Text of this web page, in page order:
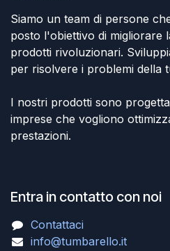
Siamo un team di persone
posto l'obiettivo di migliorare
prodotti rivoluzionari.
per risolvere i problemi della
I nostri prodotti sono
imprese che vogliono
prestazioni.
Entra in contatto con noi
Contattaci
info@tumbarello.it